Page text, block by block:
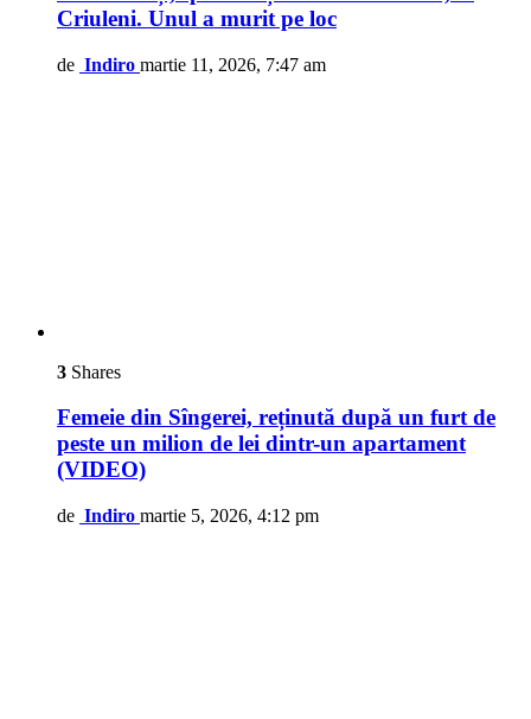
Criuleni. Unul a murit pe loc
de Indiro martie 11, 2026, 7:47 am
3 Shares
Femeie din Sîngerei, reținută după un furt de
peste un milion de lei dintr-un apartament
(VIDEO)
de Indiro martie 5, 2026, 4:12 pm